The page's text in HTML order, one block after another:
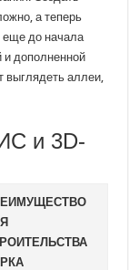
а теперь
еще до начала
и дополненной
выглядеть аллеи,
и 3D-